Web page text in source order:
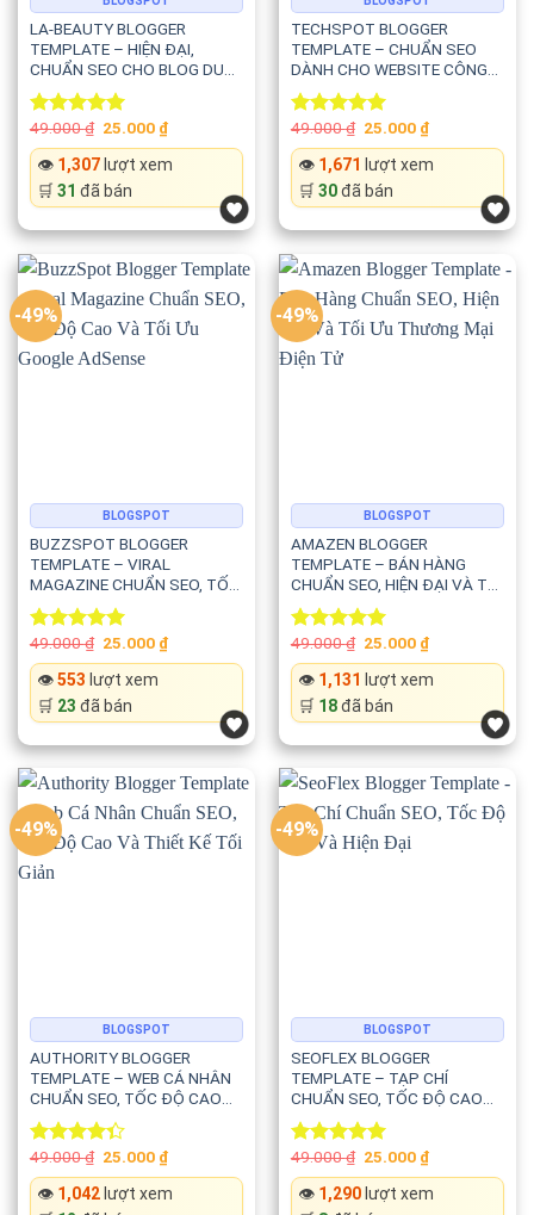
LA-BEAUTY BLOGGER
TEMPLATE – HIỆN ĐẠI,
CHUẨN SEO CHO BLOG DU
LỊCH, THỜI TRANG VÀ CÔNG
NGHỆ
Rated5.00
out of 5
49.000₫ Original
was:
49.000 ₫.
25.000 ₫Current
price
is:
25.000 ₫.
👁️ 1,307lượt xem
🛒 31 đã bán
TECHSPOT BLOGGER
TEMPLATE – CHUẨN SEO
DÀNH CHO WEBSITE CÔNG
NGHỆ, GAME VÀ REVIEW SẢN
PHẨM
Rated5.00
out of 5
49.000₫ Original
was:
49.000 ₫.
25.000 ₫Current
price
is:
25.000 ₫.
👁️ 1,671 lượt xem
🛒 30đã bán
-49%
BLOGSPOT
BUZZSPOT BLOGGER
TEMPLATE – VIRAL
MAGAZINE CHUẨN SEO, TỐC
ĐỘ CAO VÀ TỐI ƯU GOOGLE
ADSENSE
Rated5.00
out of 5
49.000₫ Original
was:
49.000 ₫.
25.000 ₫Current
price
👁️553 lượt xem
🛒 23 đã bán
-49%
BLOGSPOT
AMAZEN BLOGGER
TEMPLATE – BÁN HÀNG
CHUẨN SEO, HIỆN ĐẠI VÀ TỐI
ƯU THƯƠNG MẠI ĐIỆN TỬ
Rated5.00
out of 5
49.000₫ Original
was:
49.000 ₫.
25.000 ₫Current
price
is:
25.000 ₫.
👁️ 1,131 lượt xem
🛒 18đã bán
-49%
BLOGSPOT
AUTHORITY BLOGGER
TEMPLATE – WEB CÁ NHÂN
CHUẨN SEO, TỐC ĐỘ CAO
VÀ THIẾT KẾ TỐI GIẢN
Rated
4.33out
of 5
49.000₫ Original
was:
49.000 ₫.
25.000 ₫Current
price
is:
25.000 ₫.
👁️ 1,042lượt xem
-49%
BLOGSPOT
SEOFLEX BLOGGER
TEMPLATE – TẠP CHÍ
CHUẨN SEO, TỐC ĐỘ CAO
VÀ HIỆN ĐẠI
Rated5.00
out of 5
49.000₫ Original
was:
49.000 ₫.
25.000 ₫Current
price
is:
25.000 ₫.
👁️ 1,290lượt xem